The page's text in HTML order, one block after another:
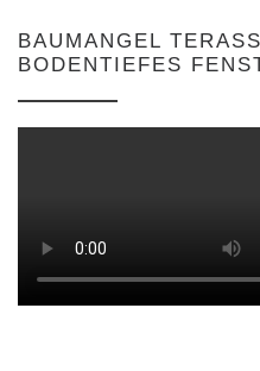
BAUMANGEL
BODENTIEFES